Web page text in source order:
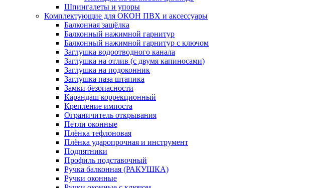
Шпингалеты и упоры
Комплектующие для ОКОН ПВХ и аксессуары
Балконная защёлка
Балконный нажимной гарнитур
Балконный нажимной гарнитур с ключом
Заглушка водоотводного канала
Заглушка на отлив (с двумя капиносами)
Заглушка на подоконник
Заглушка паза штапика
Замки безопасности
Карандаш коррекционный
Крепление импоста
Ограничитель открывания
Петли оконные
Плёнка тефлоновая
Плёнка ударопрочная и инструмент
Подпятники
Профиль подставочный
Ручка балконная (РАКУШКА)
Ручки оконные